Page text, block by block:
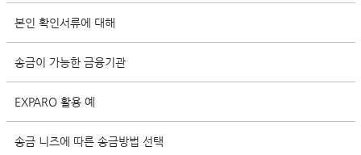
본인 확인서류에 대해
송금이 가능한 금융기관
EXPARO 활용 예
송금 니즈에 따른 송금방법 선택